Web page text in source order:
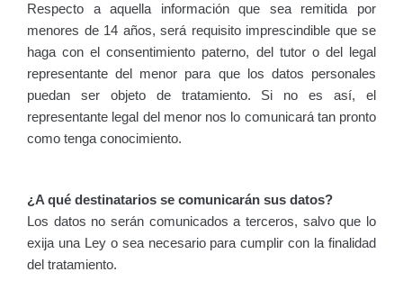
Respecto a aquella información que sea remitida por
menores de 14 años, será requisito imprescindible que se
haga con el consentimiento paterno, del tutor o del legal
representante del menor para que los datos personales
puedan ser objeto de tratamiento. Si no es así, el
representante legal del menor nos lo comunicará tan pronto
como tenga conocimiento.
¿A qué destinatarios se comunicarán sus datos?
Los datos no serán comunicados a terceros, salvo que lo
exija una Ley o sea necesario para cumplir con la finalidad
del tratamiento.